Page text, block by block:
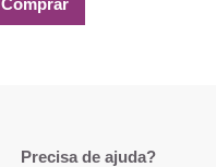
Comprar
Precisa de ajuda?